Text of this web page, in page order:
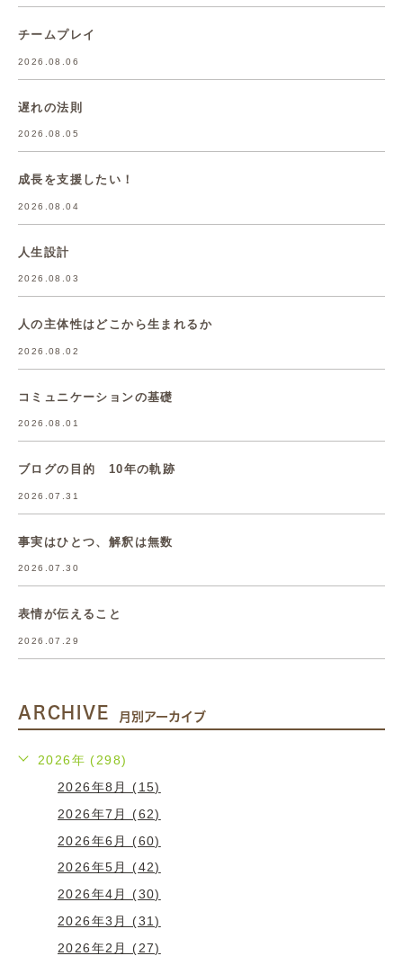
チームプレイ
2026.08.06
遅れの法則
2026.08.05
成長を支援したい！
2026.08.04
人生設計
2026.08.03
人の主体性はどこから生まれるか
2026.08.02
コミュニケーションの基礎
2026.08.01
ブログの目的 10年の軌跡
2026.07.31
事実はひとつ、解釈は無数
2026.07.30
表情が伝えること
2026.07.29
ARCHIVE 月別アーカイブ
2026年 (298)
2026年8月 (15)
2026年7月 (62)
2026年6月 (60)
2026年5月 (42)
2026年4月 (30)
2026年3月 (31)
2026年2月 (27)